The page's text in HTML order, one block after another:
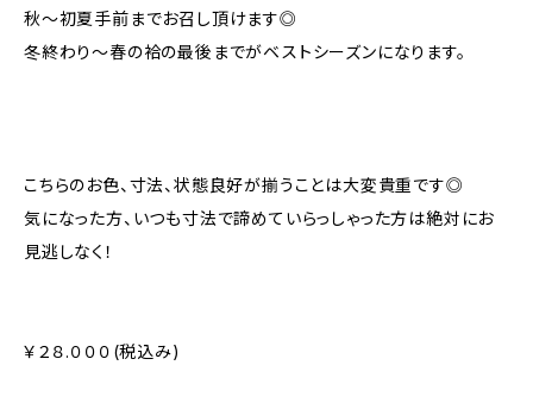
秋〜初夏手前までお召し頂けます◎
冬終わり〜春の袷の最後までがベストシーズンになります。
こちらのお色、寸法、状態良好が揃うことは大変貴重です◎
気になった方、いつも寸法で諦めていらっしゃった方は絶対にお
見逃しなく！
￥２８.０００(税込み)